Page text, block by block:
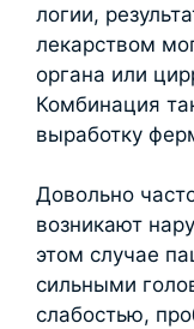
логии,
лекарством
органа или
Комбинация
выработку
Довольно
возникают
этом случае
сильными
слабостью,